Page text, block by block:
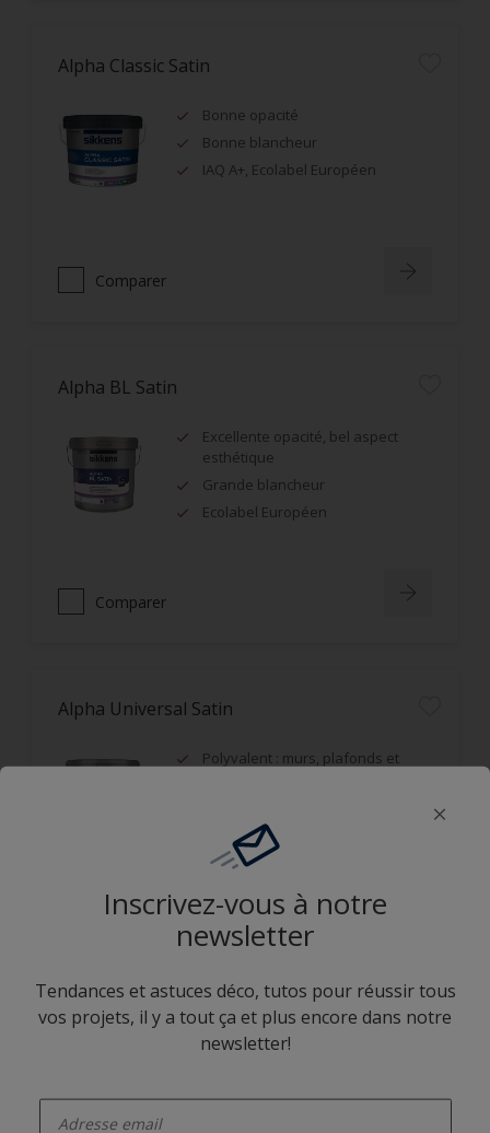
Alpha Classic Satin
Bonne opacité
Bonne blancheur
IAQ A+, Ecolabel Européen
Comparer
Alpha BL Satin
Excellente opacité, bel aspect
esthétique
Grande blancheur
Ecolabel Européen
Comparer
Alpha Universal Satin
Polyvalent : murs, plafonds et
Applicable mouillé sur mouillé
Alpha Rezisto Easy Clean Satin
salissures à la surface du film
Inscrivez-vous à notre
newsletter
Tendances et astuces déco, tutos pour réussir tous
vos projets, il y a tout ça et plus encore dans notre
newsletter!